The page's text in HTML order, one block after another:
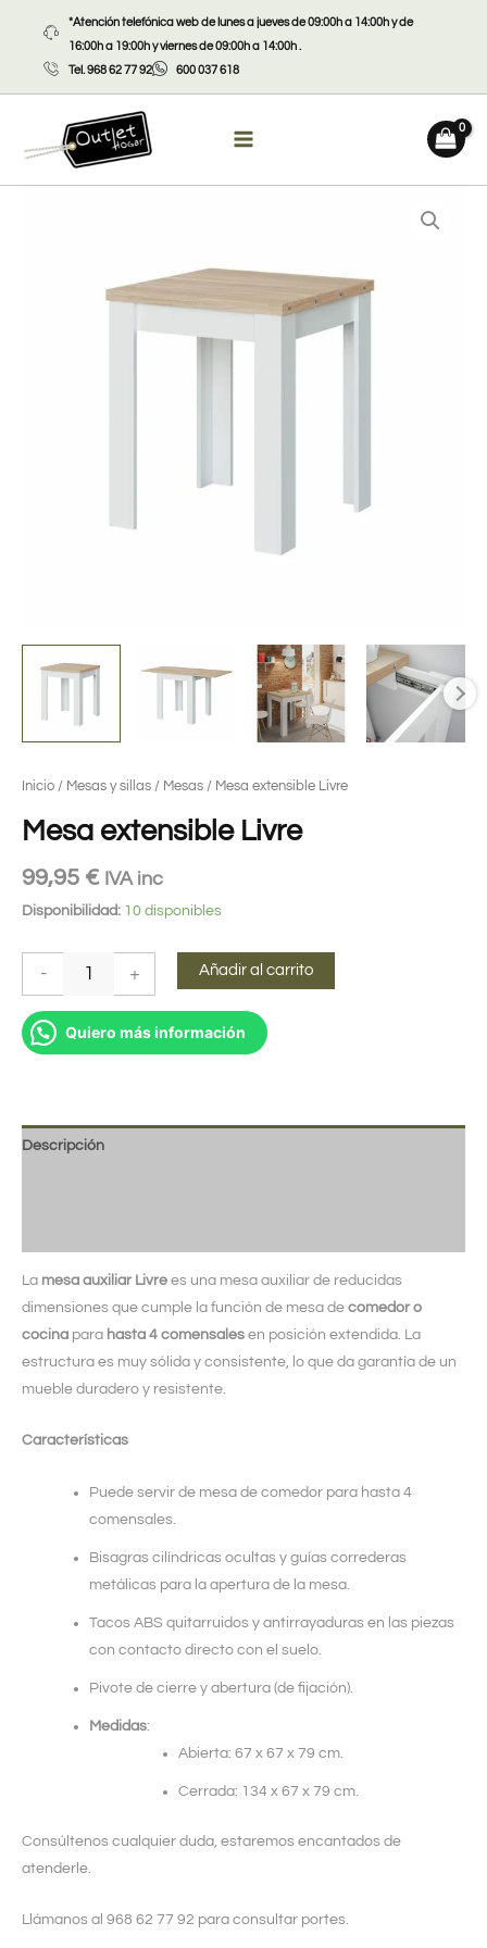
contenido
*Atención telefónica web de lunes a jueves de 09:00h a 14:00h y de
16:00h a 19:00h y viernes de 09:00h a 14:00h .
Tel. 968 62 77 92
600 037 618
Inicio / Mesas y sillas / Mesas / Mesa extensible Livre
Mesa extensible Livre
99,95 € IVA inc
Disponibilidad: 10 disponibles
- + Añadir al carrito
Quiero más información
Descripción
La mesa auxiliar Livre es una mesa auxiliar de reducidas
dimensiones que cumple la función de mesa de comedor o
cocina para hasta 4 comensales en posición extendida. La
estructura es muy sólida y consistente, lo que da garantía de un
mueble duradero y resistente.
Características
Puede servir de mesa de comedor para hasta 4
comensales.
Bisagras cilíndricas ocultas y guías correderas
metálicas para la apertura de la mesa.
Tacos ABS quitarruidos y antirrayaduras en las piezas
con contacto directo con el suelo.
Pivote de cierre y abertura (de fijación).
Medidas:
Abierta: 67 x 67 x 79 cm.
Cerrada: 134 x 67 x 79 cm.
Consúltenos cualquier duda, estaremos encantados de
atenderle.
Llámanos al 968 62 77 92 para consultar portes.